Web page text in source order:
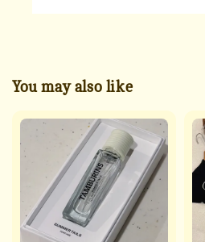
You may also like